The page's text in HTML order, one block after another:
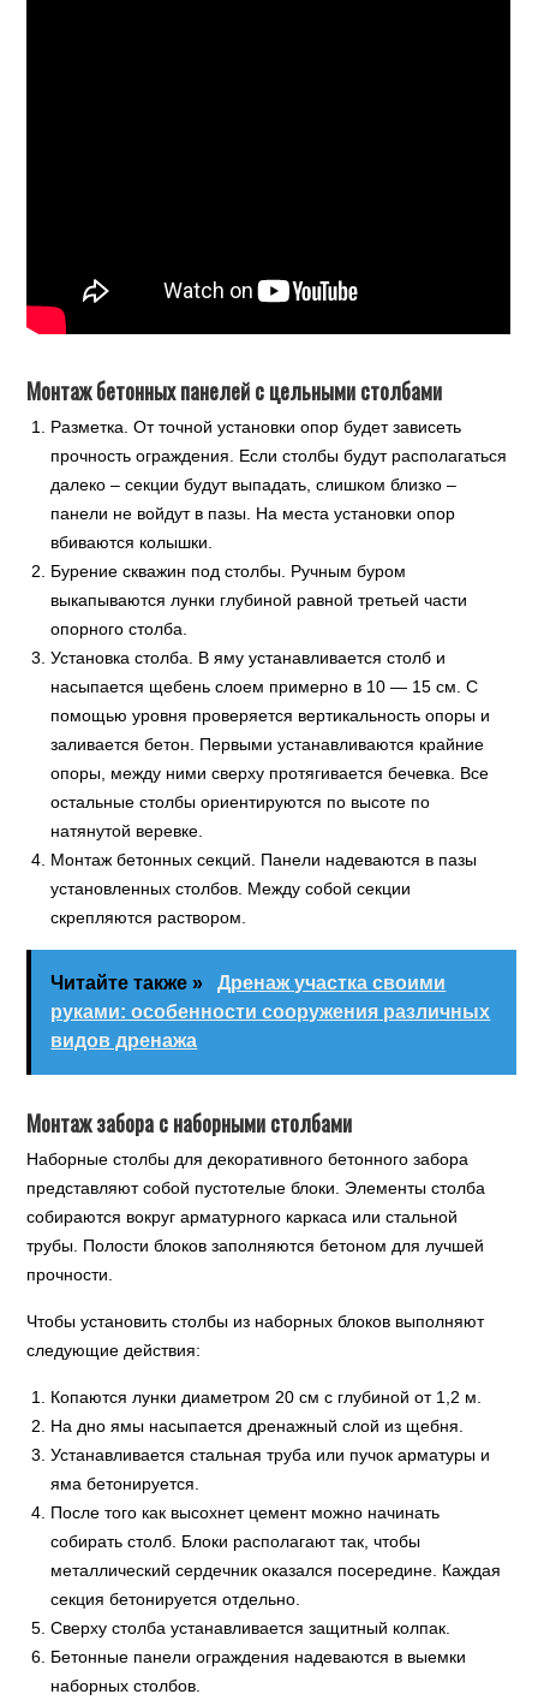
Монтаж бетонных панелей с цельными столбами
Разметка. От точной установки опор будет зависеть
прочность ограждения. Если столбы будут располагаться
далеко – секции будут выпадать, слишком близко –
панели не войдут в пазы. На места установки опор
вбиваются колышки.
Бурение скважин под столбы. Ручным буром
выкапываются лунки глубиной равной третьей части
опорного столба.
Установка столба. В яму устанавливается столб и
насыпается щебень слоем примерно в 10 — 15 см. С
помощью уровня проверяется вертикальность опоры и
заливается бетон. Первыми устанавливаются крайние
опоры, между ними сверху протягивается бечевка. Все
остальные столбы ориентируются по высоте по
натянутой веревке.
Монтаж бетонных секций. Панели надеваются в пазы
установленных столбов. Между собой секции
скрепляются раствором.
Читайте также »
Дренаж участка своими
руками: особенности сооружения различных
видов дренажа
Монтаж забора с наборными столбами
Наборные столбы для декоративного бетонного забора
представляют собой пустотелые блоки. Элементы столба
собираются вокруг арматурного каркаса или стальной
трубы. Полости блоков заполняются бетоном для лучшей
прочности.
Чтобы установить столбы из наборных блоков выполняют
следующие действия:
Копаются лунки диаметром 20 см с глубиной от 1,2 м.
На дно ямы насыпается дренажный слой из щебня.
Устанавливается стальная труба или пучок арматуры и
яма бетонируется.
После того как высохнет цемент можно начинать
собирать столб. Блоки располагают так, чтобы
металлический сердечник оказался посередине. Каждая
секция бетонируется отдельно.
Сверху столба устанавливается защитный колпак.
Бетонные панели ограждения надеваются в выемки
наборных столбов.